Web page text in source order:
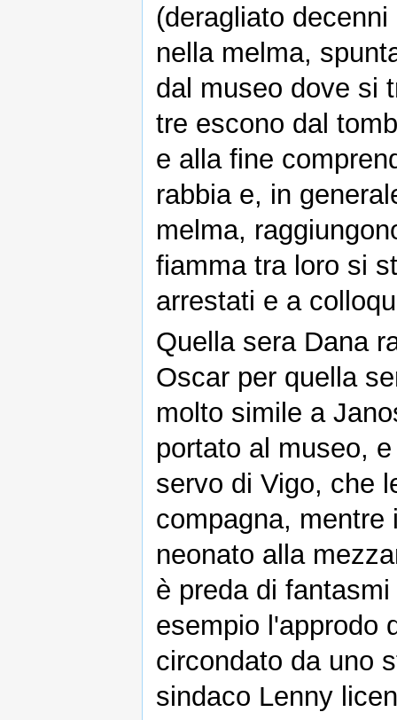
(deragliato
nella melma,
dal museo dove si
tre escono dal
e alla fine
rabbia e, in
melma,
fiamma tra loro si
arrestati e a
Quella sera Dana
Oscar per quella
molto simile a
portato al museo,
servo di Vigo, che
compagna,
neonato alla
è preda di
esempio l'approdo
circondato da uno
sindaco Lenny